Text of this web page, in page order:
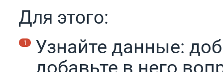
Для этого:
Узнайте данные:
добавьте в него